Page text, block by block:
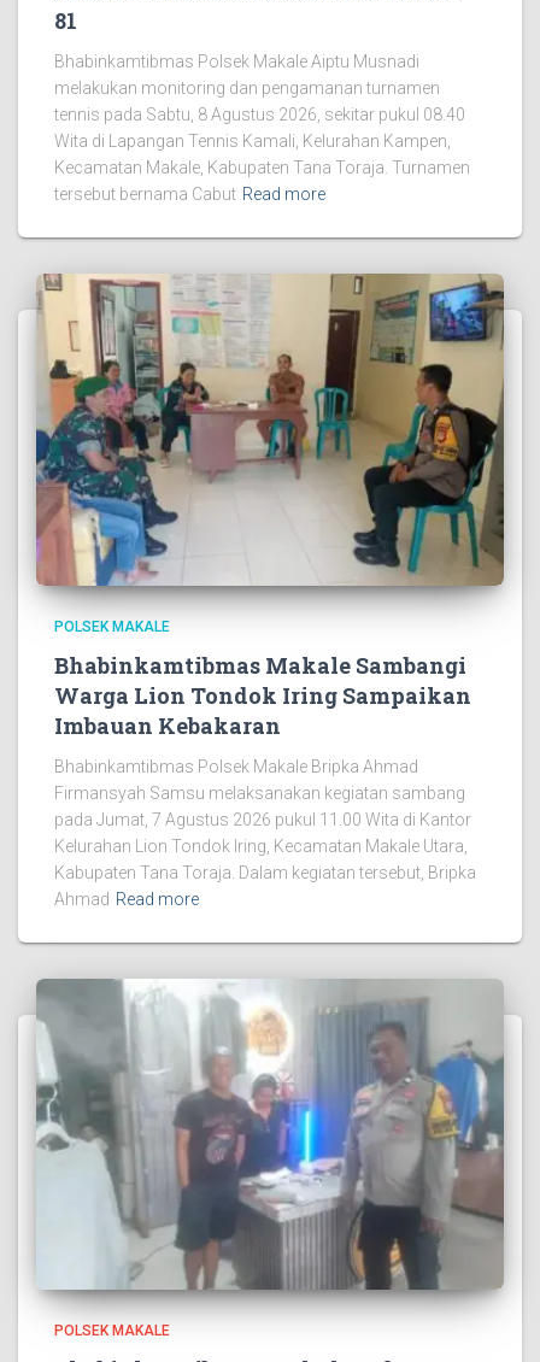
81
Bhabinkamtibmas Polsek Makale Aiptu Musnadi
melakukan monitoring dan pengamanan turnamen
tennis pada Sabtu, 8 Agustus 2026, sekitar pukul 08.40
Wita di Lapangan Tennis Kamali, Kelurahan Kampen,
Kecamatan Makale, Kabupaten Tana Toraja. Turnamen
tersebut bernama Cabut Read more
POLSEK MAKALE
Bhabinkamtibmas Makale Sambangi
Warga Lion Tondok Iring Sampaikan
Imbauan Kebakaran
Bhabinkamtibmas Polsek Makale Bripka Ahmad
Firmansyah Samsu melaksanakan kegiatan sambang
pada Jumat, 7 Agustus 2026 pukul 11.00 Wita di Kantor
Kelurahan Lion Tondok Iring, Kecamatan Makale Utara,
Kabupaten Tana Toraja. Dalam kegiatan tersebut, Bripka
Ahmad Read more
POLSEK MAKALE